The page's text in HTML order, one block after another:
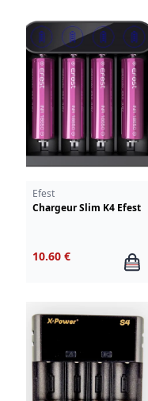
Efest
Chargeur Slim K4 Efest
10.60 €